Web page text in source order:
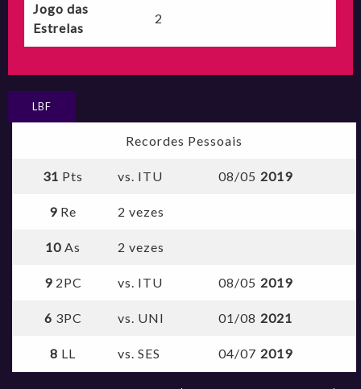
Jogo das
Estrelas
2
LBF
Recordes Pessoais
31 Pts vs. ITU 08/05 2019
9 Re 2 vezes
10As 2 vezes
9 2PC vs. ITU 08/05 2019
6 3PC vs. UNI 01/08 2021
8 LL vs. SES 04/07 2019